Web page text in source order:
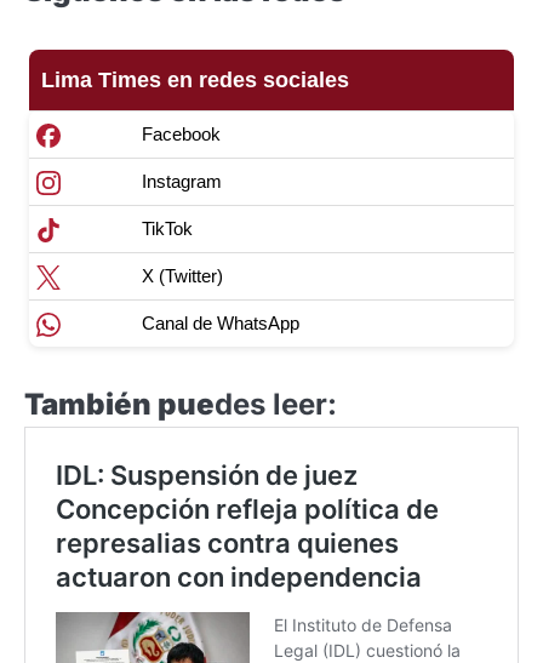
Lima Times en redes sociales
Facebook
Instagram
TikTok
X (Twitter)
Canal de WhatsApp
También puedes leer: